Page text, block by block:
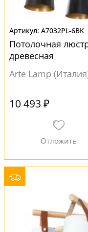
A7032PL-6BK
Потолочная
древесная
Arte Lamp
10 493 ₽